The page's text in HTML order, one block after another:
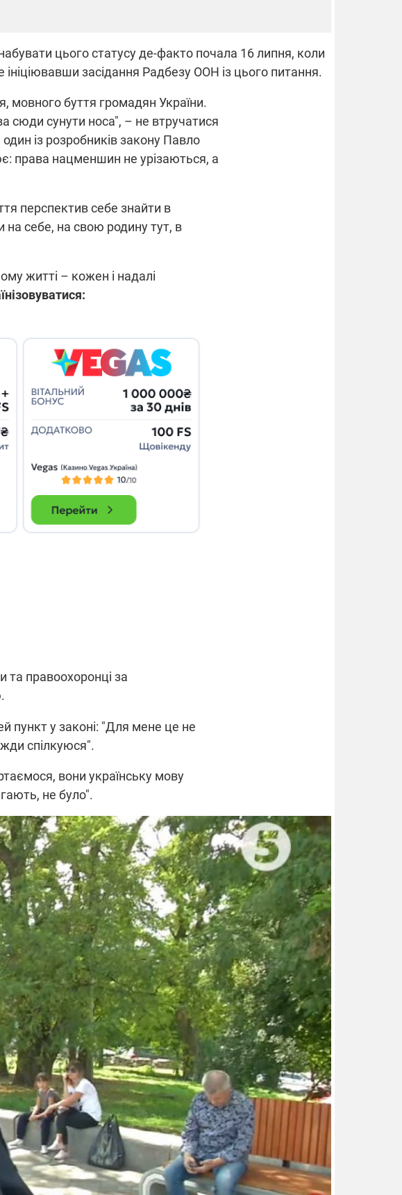
цього статусу де-факто почала 16 липня, коли
засідання Радбезу ООН із цього питання.
мовного буття громадян України.
сюди сунути носа", – не втручатися
із розробників закону Павло
права нацменшин не урізаються, а
перспектив себе знайти в
на себе, на свою родину тут, в
житті – кожен і надалі
та правоохоронці за
пункт у законі: "Для мене це не
спілкуюся".
вони українську мову
не було".